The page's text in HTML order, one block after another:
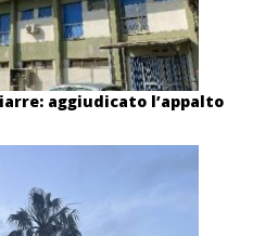
aggiudicato l’appalto